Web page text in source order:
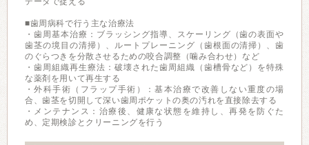
■歯周病科で行う主な治療法
・歯周基本治療：ブラッシング指導、スケーリング（歯の表面や
歯茎の境目の清掃）、ルートプレーニング（歯根面の清掃）、歯
のぐらつきを分散させるための咬合調整（噛み合わせ）など
・歯周組織再生療法：破壊された歯周組織（歯槽骨など）を特殊
な薬剤を用いて再生する
・外科手術（フラップ手術）：基本治療で改善しない重度の場
合、歯茎を切開して深い歯周ポケットの奥の汚れを直接除去する
・メンテナンス：治療後、健康な状態を維持し、再発を防ぐた
め、定期検診とクリーニングを行う